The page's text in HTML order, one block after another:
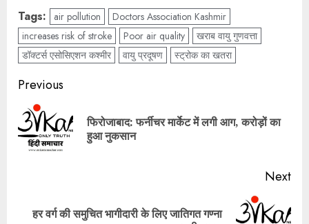
Tags: air pollution
Doctors Association Kashmir
increases risk of stroke
Poor air quality
खराब वायु गुणवत्ता
डॉक्टर्स एसोसिएशन कश्मीर
वायु प्रदूषण स्ट्रोक का खतरा
Post
navigation
Previous
फिरोजाबाद: फर्नीचर मार्केट में लगी आग, करोड़ों का
हुआ नुकसान
Next
Next
हर वर्ग की समुचित भागीदारी के लिए जातिगत गण्‍ना